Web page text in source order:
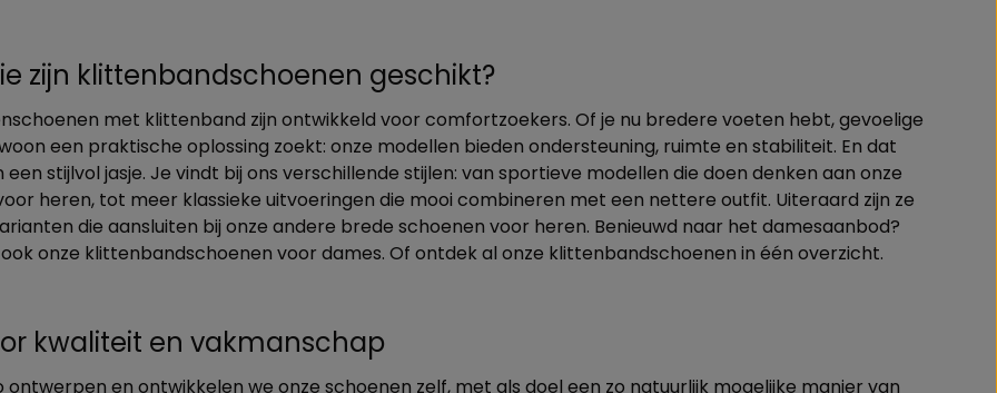
zijn klittenbandschoenen geschikt?
met klittenband zijn ontwikkeld voor comfortzoekers. Of je nu bredere voeten hebt, gevoelige
een praktische oplossing zoekt: onze modellen bieden ondersteuning, ruimte en stabiliteit. En dat
een stijlvol jasje. Je vindt bij ons verschillende stijlen: van sportieve modellen die doen denken aan onze
heren, tot meer klassieke uitvoeringen die mooi combineren met een nettere outfit. Uiteraard zijn ze
die aansluiten bij onze andere brede schoenen voor heren. Benieuwd naar het damesaanbod?
ook onze klittenbandschoenen voor dames. Of ontdek al onze klittenbandschoenen in één overzicht.
kwaliteit en vakmanschap
ontwerpen en ontwikkelen we onze schoenen zelf, met als doel een zo natuurlijk mogelijke manier van